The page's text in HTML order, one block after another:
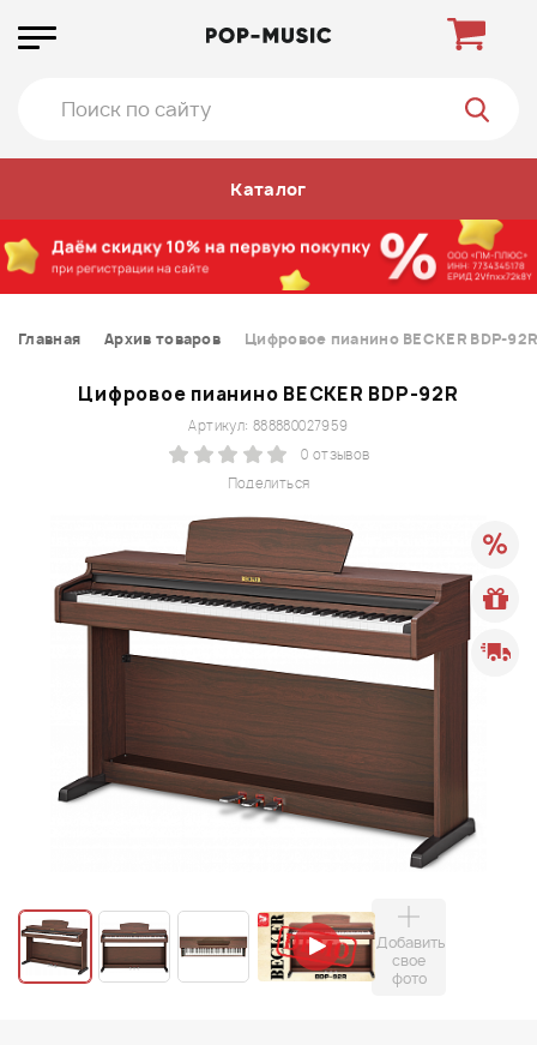
Каталог
Главная Архив товаров Цифровое пианино BECKER BDP-92R
Цифровое пианино BECKER BDP-92R
Поделиться
Артикул: 888880027959
0 отзывов
Добавить
свое
фото